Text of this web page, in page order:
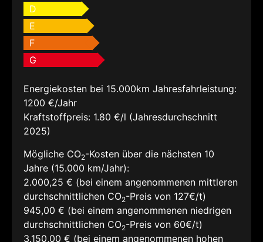
D
E
F
G
Energiekosten bei 15.000km Jahresfahrleistung:
1200 €/Jahr
Kraftstoffpreis: 1.80 €/l (Jahresdurchschnitt
2025)
Mögliche CO2-Kosten über die nächsten 10
Jahre (15.000 km/Jahr):
2.000,25 € (bei einem angenommenen mittleren
durchschnittlichen CO2-Preis von 127€/t)
945,00 € (bei einem angenommenen niedrigen
durchschnittlichen CO2-Preis von 60€/t)
3.150,00 € (bei einem angenommenen hohen